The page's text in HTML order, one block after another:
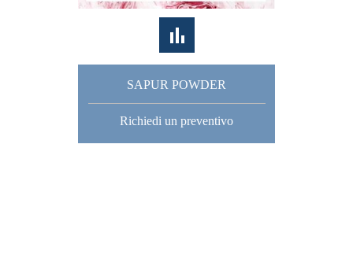
SAPUR POWDER
Richiedi un preventivo